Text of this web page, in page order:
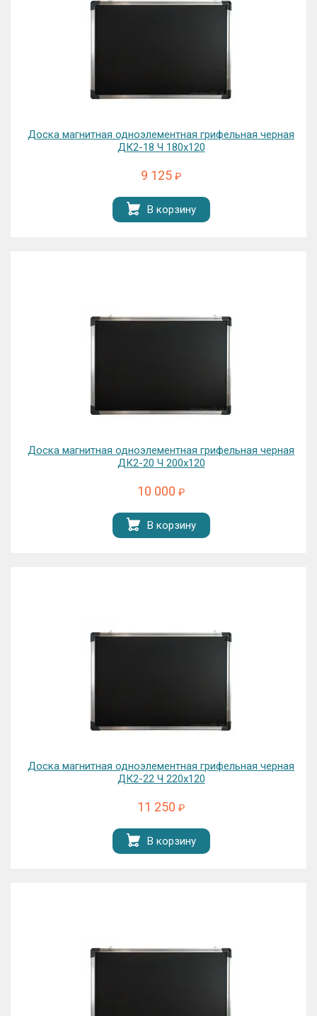
Доска магнитная одноэлементная грифельная черная
ДК2-18 Ч 180х120
9 125 ₽
В корзину
Доска магнитная одноэлементная грифельная черная
ДК2-20 Ч 200х120
10 000 ₽
В корзину
Доска магнитная одноэлементная грифельная черная
ДК2-22 Ч 220х120
11 250 ₽
В корзину